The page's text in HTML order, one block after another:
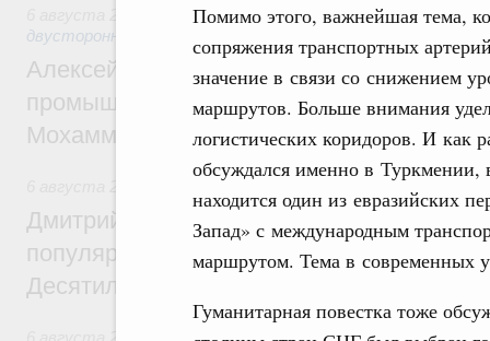
Помимо этого, важнейшая тема,
сопряжения транспортных
значение в связи со снижением
маршрутов. Больше внимания
логистических коридоров. И как
обсуждался именно в Туркмении,
находится один из евразийских
Запад» с международным
маршрутом. Тема в современных
Гуманитарная повестка тоже
Экономические отношения с
двусторонней основе
Алексей Оверчук провёл рабочую
промышленности, недропользования и
Мохаммадом Атабаком
Внутренний и въездной туризм
Дмитрий Чернышенко: Порядка 110
популярного туризма в 35 регионах
Десятилетия науки и технологий
Экономические и гуманитарные